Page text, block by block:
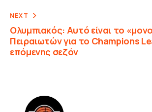
NEXT
Ολυμπιακός: Αυτό είναι το
Πειραιωτών για το Champions
επόμενης σεζόν